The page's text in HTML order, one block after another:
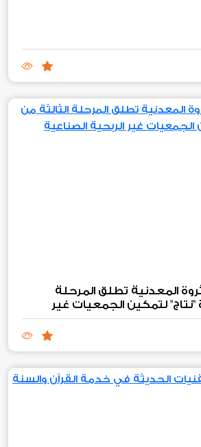
وزارة الصناعة والثروة المعدنية تطلق المرحلة
الثالثة من مبادرة "نتاج" لتمكين الجمعيات غير
والتعدينية